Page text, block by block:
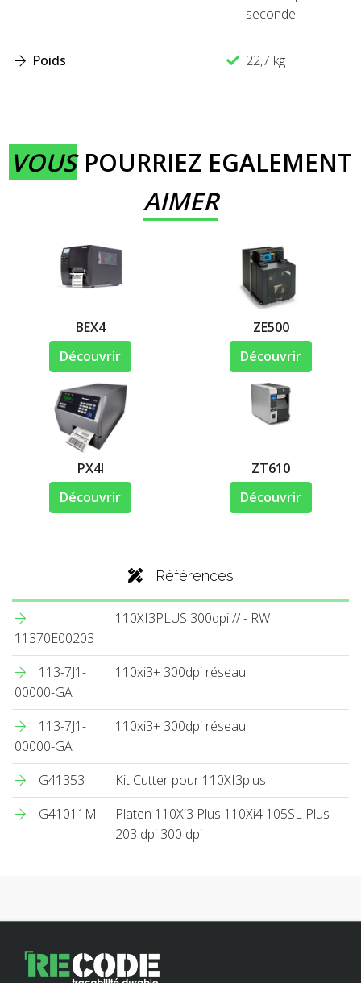
seconde
Poids 22,7 kg
VOUSPOURRIEZ EGALEMENT
AIMER
BEX4
Découvrir
ZE500
Découvrir
PX4I
Découvrir
ZT610
Découvrir
Références
11370E00203
110XI3PLUS 300dpi // - RW
113-7J1-
00000-GA
110xi3+ 300dpi réseau
113-7J1-
00000-GA
110xi3+ 300dpi réseau
G41353
Kit Cutter pour 110XI3plus
G41011M
Platen 110Xi3 Plus 110Xi4 105SL Plus
203 dpi 300 dpi